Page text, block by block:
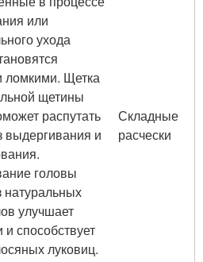
или
ухода
ломкими. Щетка
щетины
распутать
выдергивания и
головы
натуральных
улучшает
и способствует
луковиц.
Складные
расчески